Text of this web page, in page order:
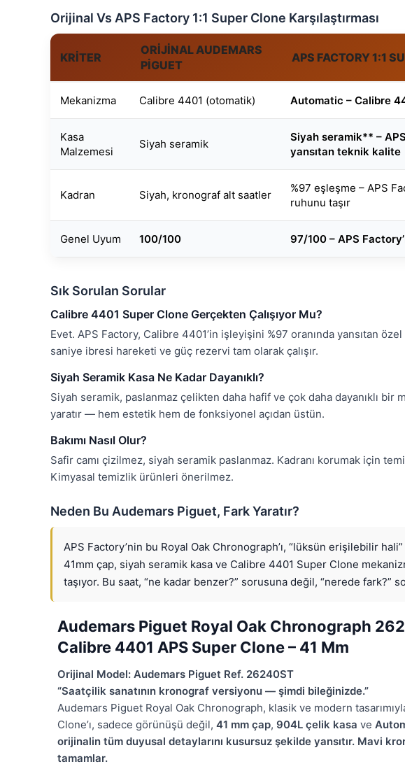
Orijinal Vs APS Factory 1:1 Super Clone Karşılaştırması
KRITER
ORIJINAL AUDEMARS
PIGUET
APS FACTORY 1:1
Mekanizma Calibre 4401 (otomatik) Automatic – Calibre
Kasa
Malzemesi
Siyah seramik
Siyah seramik** –
yansıtan teknik kalite
Kadran Siyah, kronograf alt saatler
%97 eşleşme – APS
ruhunu taşır
Genel Uyum 100/100 97/100 – APS
Sık Sorulan Sorular
Calibre 4401 Super Clone Gerçekten Çalışıyor Mu?
Evet. APS Factory, Calibre 4401’in işleyişini %97 oranında yansıtan
saniye ibresi hareketi ve güç rezervi tam olarak çalışır.
Siyah Seramik Kasa Ne Kadar Dayanıklı?
Siyah seramik, paslanmaz çelikten daha hafif ve çok daha dayanıklı
yaratır — hem estetik hem de fonksiyonel açıdan üstün.
Bakımı Nasıl Olur?
Safir camı çizilmez, siyah seramik paslanmaz. Kadranı korumak için
Kimyasal temizlik ürünleri önerilmez.
Neden Bu Audemars Piguet, Fark Yaratır?
APS Factory’nin bu Royal Oak Chronograph’ı, “lüksün erişilebilir
41mm çap, siyah seramik kasa ve Calibre 4401 Super Clone
taşıyor. Bu saat, “ne kadar benzer?” sorusuna değil, “nerede fark?”
Audemars Piguet Royal Oak Chronograph
Calibre 4401 APS Super Clone – 41 Mm
Orijinal Model: Audemars Piguet Ref. 26240ST
“Saatçilik sanatının kronograf versiyonu — şimdi bileğinizde.”
Audemars Piguet Royal Oak Chronograph, klasik ve modern
Clone’ı, sadece görünüşü değil, 41 mm çap, 904L çelik kasa ve
orijinalin tüm duyusal detaylarını kusursuz şekilde yansıtır. Mavi
tamamlar.